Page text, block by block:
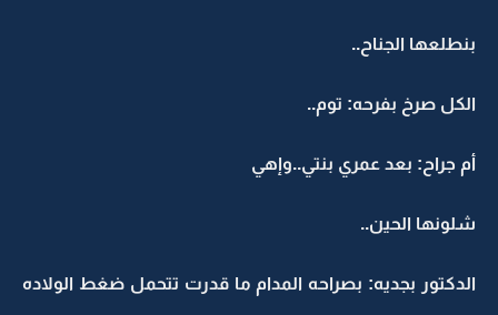
بنطلعها الجناح..
الكل صرخ بفرحه: توم..
أم جراح: بعد عمري بنتي..وإهي
شلونها الحين..
الدكتور بجديه: بصراحه المدام ما قدرت تتحمل ضغط الولاده